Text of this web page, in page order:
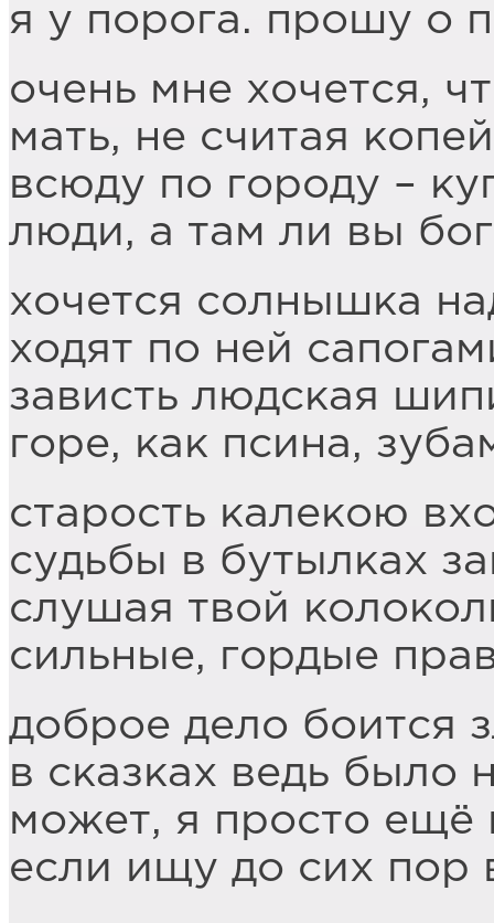
я у порога. прошу о
очень мне хочется,
мать, не считая
всюду по городу –
люди, а там ли вы
хочется солнышка
ходят по ней
зависть людская
горе, как псина,
старость калекою
судьбы в бутылках
слушая твой
сильные, гордые
доброе дело боится
в сказках ведь было
может, я просто ещё
если ищу до сих пор